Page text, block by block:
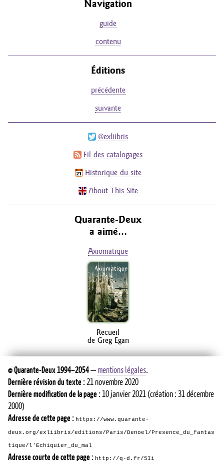
Navigation
guide
contenu
Éditions
précédente
suivante
@exliibris
Fil des catalogages
Historique du site
About This Site
Quarante-Deux
a aimé…
Axiomatique
Recueil
de Greg Egan
©Quarante-Deux1994–2054—mentions légales.
Dernière révision du texte :21 novembre 2020
Dernière modification de la page :10 janvier 2021 (création : 31 décembre
2000)
Adresse de cette page : https://www.quarante-
deux.org/exliibris/editions/Paris/Denoel/Presence_du_fantas
tique/l'Echiquier_du_mal
Adresse courte de cette page : http://q-d.fr/5Ii